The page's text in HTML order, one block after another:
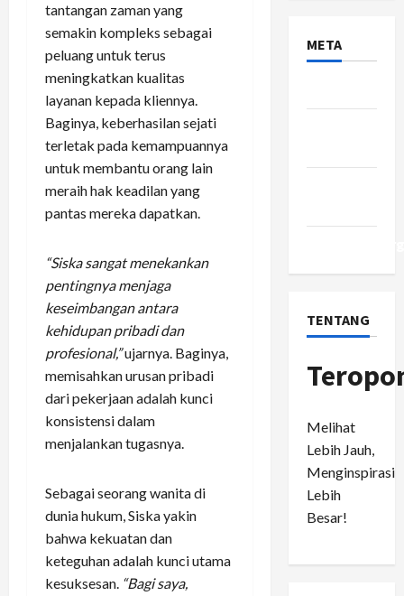
tantangan zaman yang
semakin kompleks sebagai
peluang untuk terus
meningkatkan kualitas
layanan kepada kliennya.
Baginya, keberhasilan sejati
terletak pada kemampuannya
untuk membantu orang lain
meraih hak keadilan yang
pantas mereka dapatkan.
“Siska sangat menekankan
pentingnya menjaga
keseimbangan antara
kehidupan pribadi dan
profesional,”ujarnya. Baginya,
memisahkan urusan pribadi
dari pekerjaan adalah kunci
konsistensi dalam
menjalankan tugasnya.
Sebagai seorang wanita di
dunia hukum, Siska yakin
bahwa kekuatan dan
keteguhan adalah kunci utama
kesuksesan. “Bagi saya,
META
TENTANG
Melihat
Lebih Jauh,
Menginspirasi
Lebih
Besar!